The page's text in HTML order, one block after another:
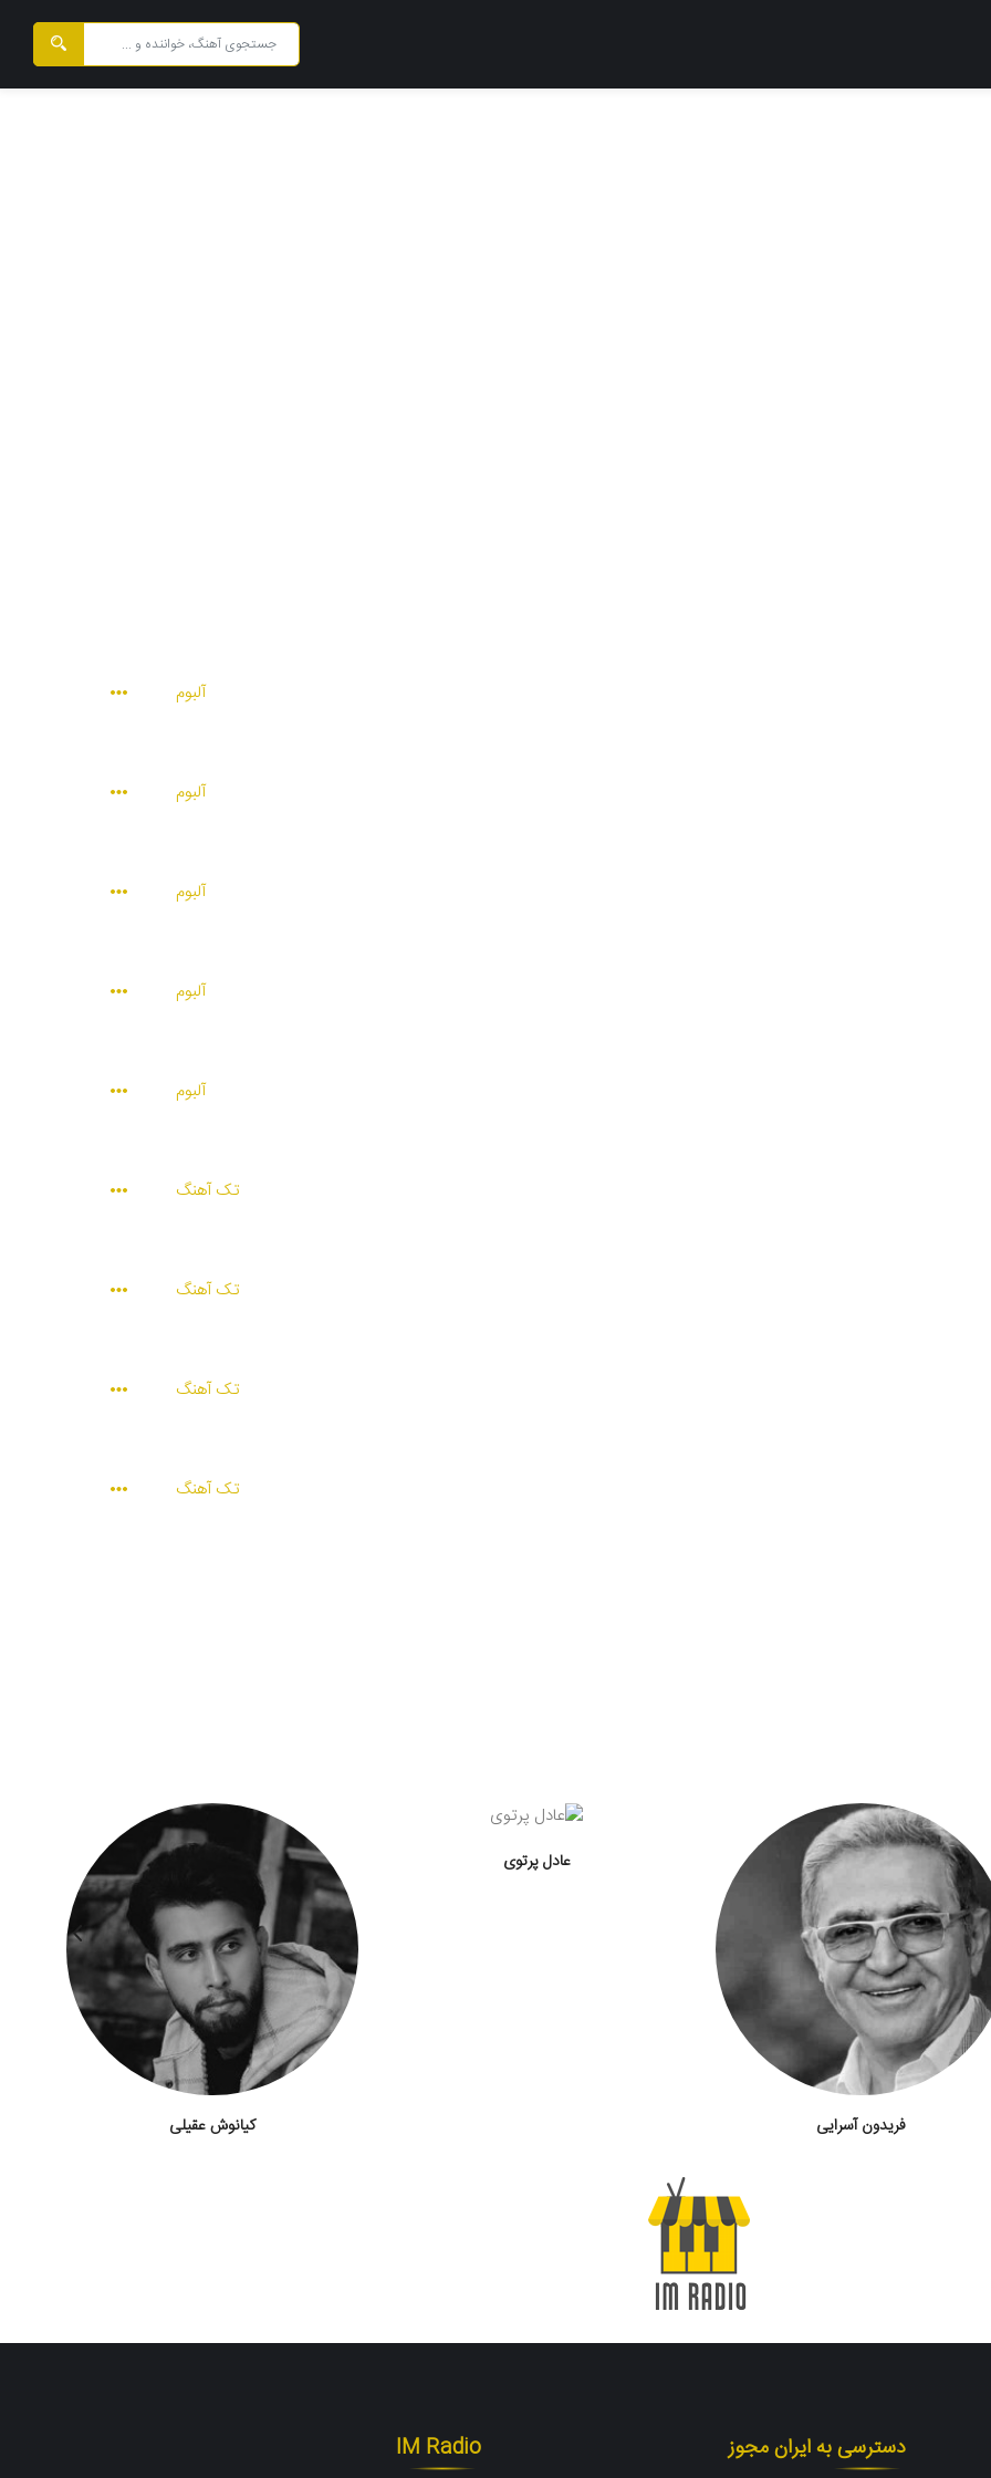
آلبوم
آلبوم
آلبوم
آلبوم
آلبوم
تک آهنگ
تک آهنگ
تک آهنگ
تک آهنگ
فریدون آسرایی
عادل پرتوی
کیانوش عقیلی
دسترسی به ایران مجوز IM Radio